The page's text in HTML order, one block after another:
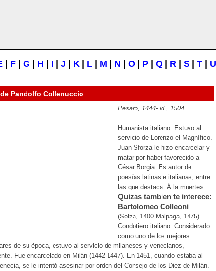
F G H I J K L M N O P Q R S T U
Pandolfo Collenuccio
Pesaro, 1444- id., 1504
Humanista italiano. Estuvo al
servicio de Lorenzo el Magnífico.
Juan Sforza le hizo encarcelar y
matar por haber favorecido a
César Borgia. Es autor de
poesías latinas e italianas, entre
las que destaca: Á la muerte»
Quizas tambien te interece:
Bartolomeo Colleoni
(Solza, 1400-Malpaga, 1475)
Condotiero italiano. Considerado
como uno de los mejores
de su época, estuvo al servicio de milaneses y venecianos,
Fue encarcelado en Milán (1442-1447). En 1451, cuando estaba al
se le intentó asesinar por orden del Consejo de los Diez de Milán.